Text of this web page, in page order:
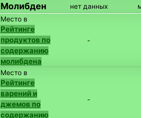
Молибден нет данных
Место в
Рейтинге
продуктов по
содержанию
молибдена
-
Место в
Рейтинге
варений и
джемов по
содержанию
-